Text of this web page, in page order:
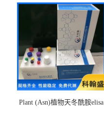
Plant (Asn)植物天冬酰胺elisa